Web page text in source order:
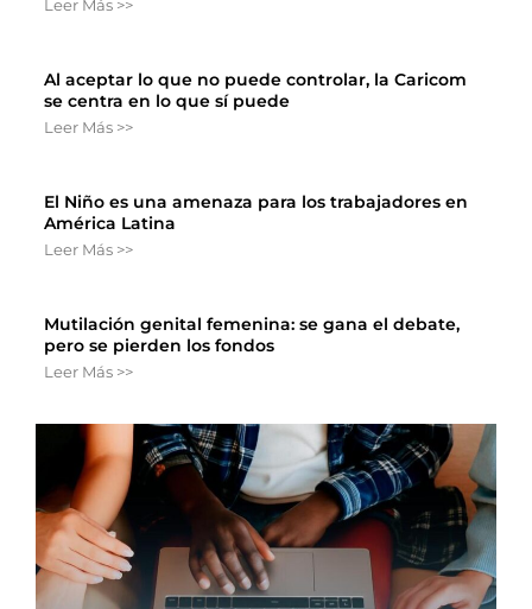
Leer Más >>
Al aceptar lo que no puede controlar, la Caricom
se centra en lo que sí puede
Leer Más >>
El Niño es una amenaza para los trabajadores en
América Latina
Leer Más >>
Mutilación genital femenina: se gana el debate,
pero se pierden los fondos
Leer Más >>